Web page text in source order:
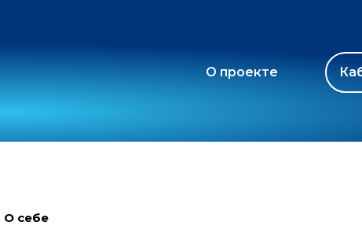
О проекте
О себе